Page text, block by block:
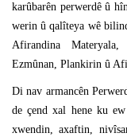
karûbarên perwerdê û
werin û qalîteya wê
Afirandina
Ezmûnan, Plankirin û
Di nav armancên
de çend xal hene ku
xwendin, axaftin,